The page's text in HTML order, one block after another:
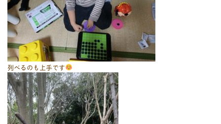
列べるのも上手です